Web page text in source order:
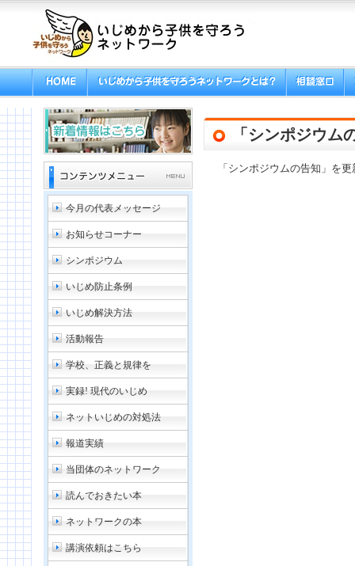
今月の代表メッセージ
お知らせコーナー
シンポジウム
いじめ防止条例
いじめ解決方法
活動報告
学校、正義と規律を
実録! 現代のいじめ
ネットいじめの対処法
報道実績
当団体のネットワーク
読んでおきたい本
ネットワークの本
講演依頼はこちら
「シンポジウム
「シンポジウムの告知」を